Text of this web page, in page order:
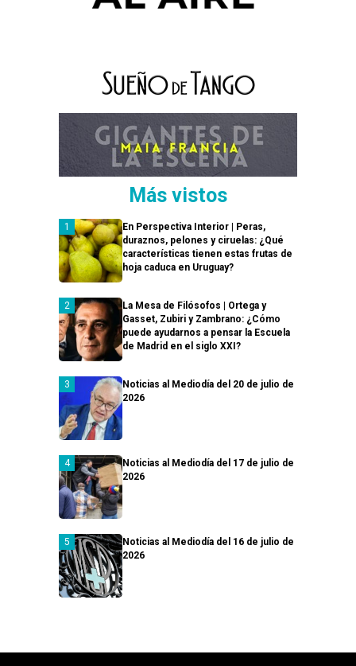
Más vistos
En Perspectiva Interior | Peras,
duraznos, pelones y ciruelas: ¿Qué
características tienen estas frutas de
hoja caduca en Uruguay?
La Mesa de Filósofos | Ortega y
Gasset, Zubiri y Zambrano: ¿Cómo
puede ayudarnos a pensar la Escuela
de Madrid en el siglo XXI?
Noticias al Mediodía del 20 de julio de
2026
Noticias al Mediodía del 17 de julio de
2026
Noticias al Mediodía del 16 de julio de
2026